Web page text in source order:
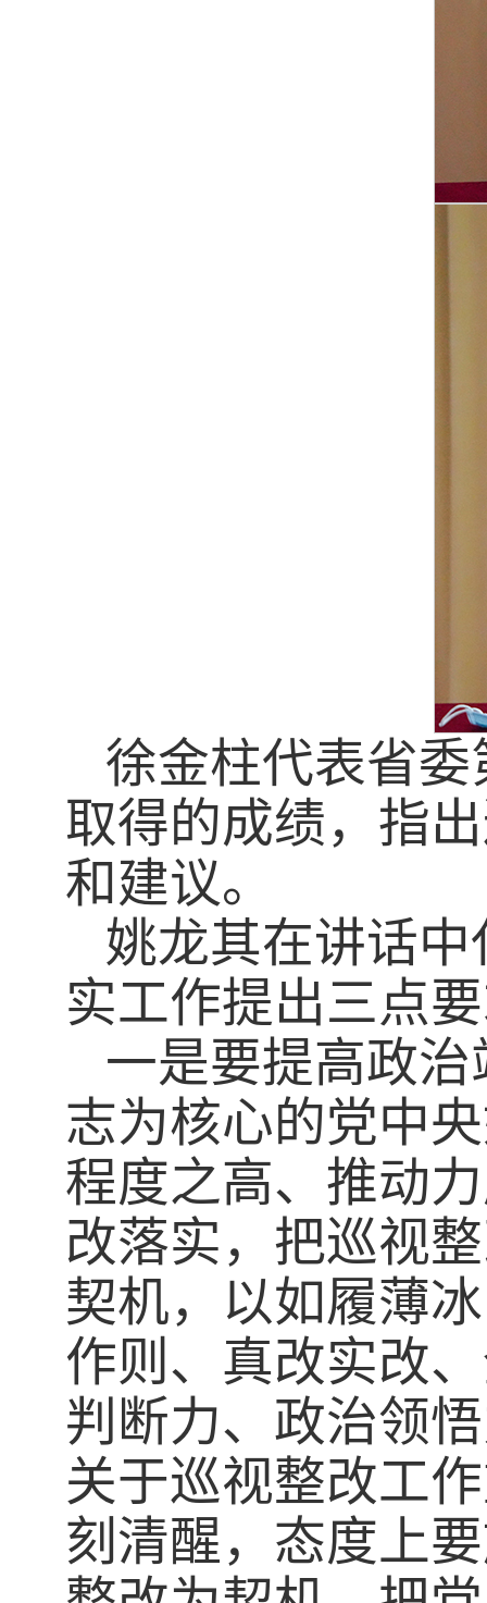
徐金柱代表省
取得的成绩，指
和建议。
姚龙其在讲话
实工作提出三点
一是要提高政
志为核心的党中
程度之高、推动
改落实，把巡视
契机，以如履薄
作则、真改实改
判断力、政治领
关于巡视整改工
刻清醒，态度上